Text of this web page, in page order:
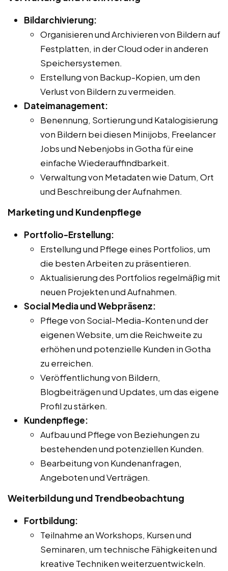
Bildarchivierung:
Organisieren und Archivieren von Bildern auf
Festplatten, in der Cloud oder in anderen
Speichersystemen.
Erstellung von Backup-Kopien, um den
Verlust von Bildern zu vermeiden.
Dateimanagement:
Benennung, Sortierung und Katalogisierung
von Bildern bei diesen Minijobs, Freelancer
Jobs und Nebenjobs in Gotha für eine
einfache Wiederauffindbarkeit.
Verwaltung von Metadaten wie Datum, Ort
und Beschreibung der Aufnahmen.
Marketing und Kundenpflege
Portfolio-Erstellung:
Erstellung und Pflege eines Portfolios, um
die besten Arbeiten zu präsentieren.
Aktualisierung des Portfolios regelmäßig mit
neuen Projekten und Aufnahmen.
Social Media und Webpräsenz:
Pflege von Social-Media-Konten und der
eigenen Website, um die Reichweite zu
erhöhen und potenzielle Kunden in Gotha
zu erreichen.
Veröffentlichung von Bildern,
Blogbeiträgen und Updates, um das eigene
Profil zu stärken.
Kundenpflege:
Aufbau und Pflege von Beziehungen zu
bestehenden und potenziellen Kunden.
Bearbeitung von Kundenanfragen,
Angeboten und Verträgen.
Weiterbildung und Trendbeobachtung
Fortbildung:
Teilnahme an Workshops, Kursen und
Seminaren, um technische Fähigkeiten und
kreative Techniken weiterzuentwickeln.